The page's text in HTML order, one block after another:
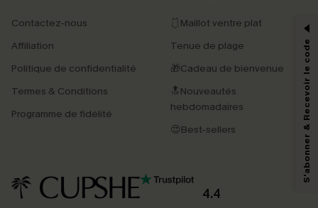
Contactez-nous
Affiliation
Politique de confidentialité
Termes & Conditions
Programme de fidélité
🩱Maillot ventre plat
Tenue de plage
🎁Cadeau de bienvenue
🔝Nouveautés
hebdomadaires
😍Best-sellers
4.4
-15% dès 2 Achetés par E-mail
En soumettant votre adresse e-mail, vous acceptez de recevoir des e-mails
marketing (y compris du contenu généré par l'IA) de Cupshe et
reconnaissez avoir pris connaissance de nos
pouvons utiliser les données collectées sur notre site ainsi que des
produits susceptibles de vous intéresser, conformément à notre
Politique de
confidentialité
. Vous pouvez vous désabonner à tout moment.
S'abonner & Recevoir le code